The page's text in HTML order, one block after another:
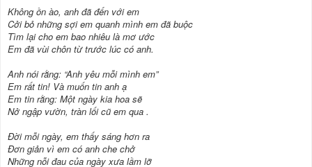
Không ồn ào, anh đã đến với em
Cởi bỏ những sợi em quanh mình em đã buộc
Tìm lại cho em bao nhiêu là mơ ước
Em đã vùi chôn từ trước lúc có anh.
Anh nói rằng: “Anh yêu mỗi mình em”
Em rất tin! Và muốn tin anh ạ
Em tin rằng: Một ngày kia hoa sẽ
Nở ngập vườn, tràn lối cũ em qua .
Đời mỗi ngày, em thấy sáng hơn ra
Đơn giản vì em có anh che chở
Những nỗi đau của ngày xưa lầm lỡ